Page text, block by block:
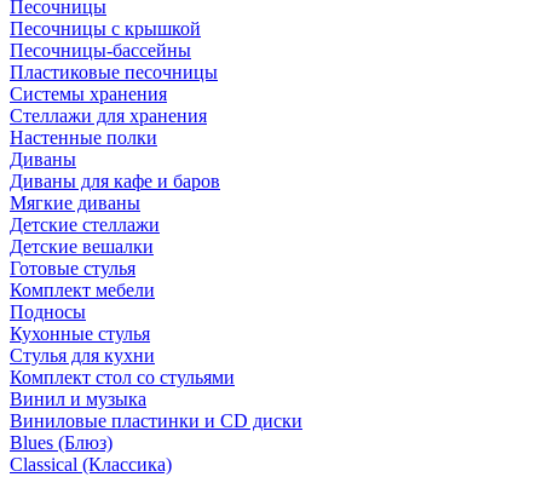
Песочницы
Песочницы с крышкой
Песочницы-бассейны
Пластиковые песочницы
Системы хранения
Стеллажи для хранения
Настенные полки
Диваны
Диваны для кафе и баров
Мягкие диваны
Детские стеллажи
Детские вешалки
Готовые стулья
Комплект мебели
Подносы
Кухонные стулья
Стулья для кухни
Комплект стол со стульями
Винил и музыка
Виниловые пластинки и CD диски
Blues (Блюз)
Classical (Классика)